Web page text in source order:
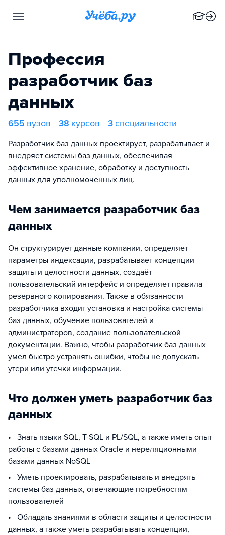
Профессия
разработчик баз
данных
655 вузов 38 курсов 3специальности
Разработчик баз данных проектирует, разрабатывает и
внедряет системы баз данных, обеспечивая
эффективное хранение, обработку и доступность
данных для уполномоченных лиц.
Чем занимается разработчик баз
данных
Он структурирует данные компании, определяет
параметры индексации, разрабатывает концепции
защиты и целостности данных, создаёт
пользовательский интерфейс и определяет правила
резервного копирования. Также в обязанности
разработчика входит установка и настройка системы
баз данных, обучение пользователей и
администраторов, создание пользовательской
документации. Важно, чтобы разработчик баз данных
умел быстро устранять ошибки, чтобы не допускать
утери или утечки информации.
Что должен уметь разработчик баз
данных
• Знать языки SQL, T-SQL и PL/SQL, а также иметь опыт
работы с базами данных Oracle и нереляционными
базами данных NoSQL
• Уметь проектировать, разрабатывать и внедрять
системы баз данных, отвечающие потребностям
пользователей
• Обладать знаниями в области защиты и целостности
данных, а также уметь разрабатывать концепции,